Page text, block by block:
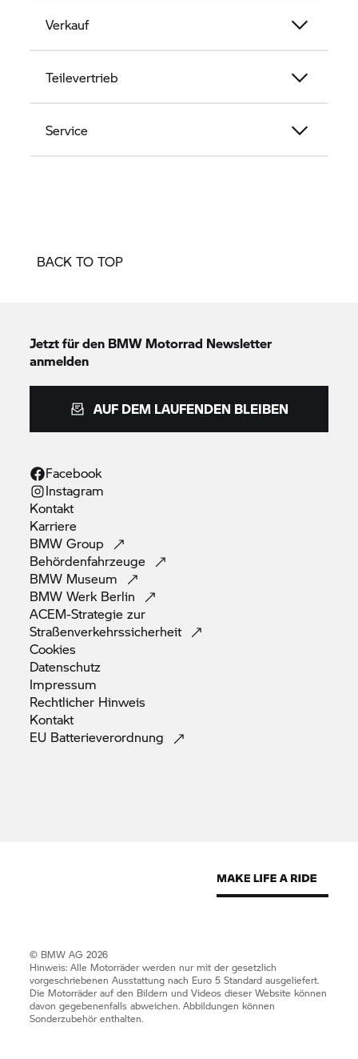
Verkauf
Teilevertrieb
Service
BACK TO TOP
Jetzt für den BMW Motorrad Newsletter
anmelden
AUF DEM LAUFENDEN BLEIBEN
Facebook
Instagram
Kontakt
Karriere
BMWGroup
Behördenfahrzeuge
BMW Museum
BMW Werk Berlin
ACEM-Strategie zur
Straßenverkehrssicherheit
Cookies
Datenschutz
Impressum
Rechtlicher Hinweis
Kontakt
EU Batterieverordnung
© BMW AG 2026
Hinweis: Alle Motorräder werden nur mit der gesetzlich
vorgeschriebenen Ausstattung nach Euro 5 Standard ausgeliefert.
Die Motorräder auf den Bildern und Videos dieser Website können
davon gegebenenfalls abweichen. Abbildungen können
Sonderzubehör enthalten.